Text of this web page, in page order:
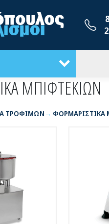
ΜΠΙΦΤΕΚΙΩΝ
ΤΡΟΦΙΜΩΝ ΦΟΡΜΑΡΙΣΤΙΚΑ